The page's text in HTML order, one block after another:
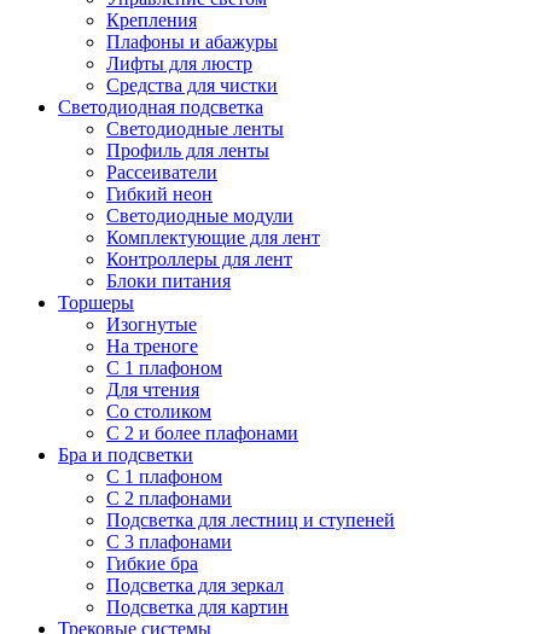
Крепления
Плафоны и абажуры
Лифты для люстр
Средства для чистки
Светодиодная подсветка
Светодиодные ленты
Профиль для ленты
Рассеиватели
Гибкий неон
Светодиодные модули
Комплектующие для лент
Контроллеры для лент
Блоки питания
Торшеры
Изогнутые
На треноге
С 1 плафоном
Для чтения
Со столиком
С 2 и более плафонами
Бра и подсветки
С 1 плафоном
С 2 плафонами
Подсветка для лестниц и ступеней
С 3 плафонами
Гибкие бра
Подсветка для зеркал
Подсветка для картин
Трековые системы